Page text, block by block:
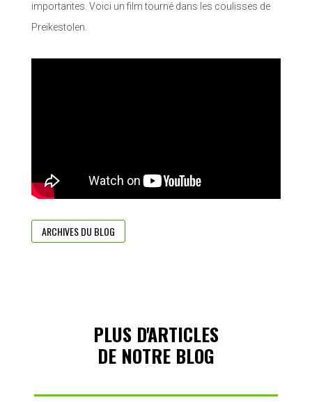
importantes. Voici un film tourné dans les coulisses de
Preikestolen.
ARCHIVES DU BLOG
PLUS D'ARTICLES
DE NOTRE BLOG